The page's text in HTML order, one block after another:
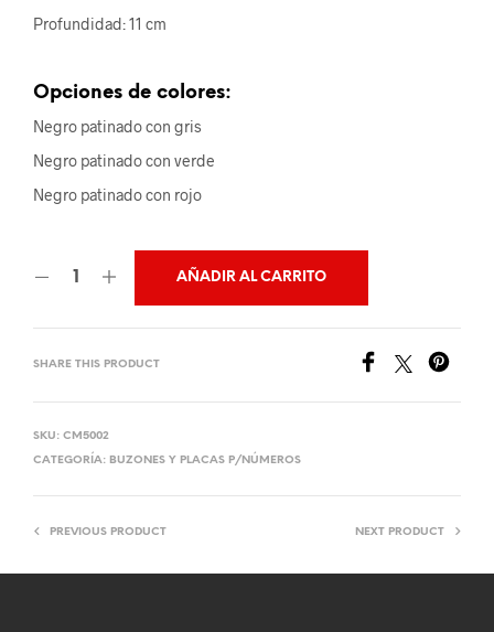
Profundidad: 11 cm
Opciones de colores:
Negro patinado con gris
Negro patinado con verde
Negro patinado con rojo
AÑADIR AL CARRITO
SHARE THIS PRODUCT
SKU: CM5002
CATEGORÍA: BUZONES Y PLACAS P/NÚMEROS
PREVIOUS PRODUCT NEXT PRODUCT